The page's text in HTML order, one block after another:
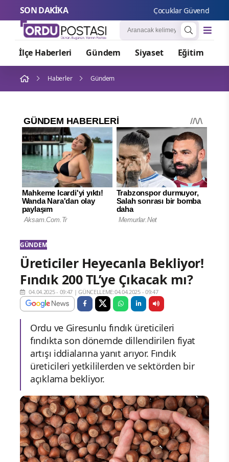
SON DAKİKA Çocuklar Güvende
İlçe Haberleri Gündem Siyaset Eğitim
Haberler Gündem
GÜNDEM
Üreticiler Heyecanla Bekliyor!
Fındık 200 TL’ye Çıkacak mı?
04.04.2025 - 09:47 |GÜNCELLEME:04.04.2025 - 09:47
Ordu ve Giresunlu fındık üreticileri
fındıkta son dönemde dillendirilen fiyat
artışı iddialarına yanıt arıyor. Fındık
üreticileri yetkililerden ve sektörden bir
açıklama bekliyor.